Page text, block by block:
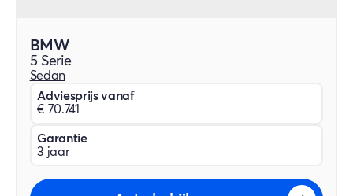
BMW
5 Serie
Sedan
Adviesprijs vanaf
€ 70.741
Garantie
3 jaar